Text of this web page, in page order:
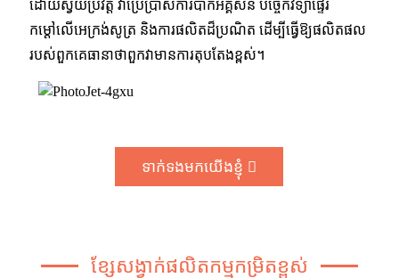
ដោយស្វ័យប្រវត្តិ វាប្រើប្រាស់ការប៉ាក់អគ្គិសនី បច្ចេកវិទ្យាផ្ទេរ
កម្ដៅលើអេក្រង់សូត្រ និងការផលិតដ៏ប្រណិត ដើម្បីធ្វើឱ្យផលិតផល
របស់ពួកគេធានាថាពួកវាមានការតុបតែងខ្ពស់។
ទាក់ទងមកយើងខ្ញុំ
ខ្សែសង្វាក់ផលិតកម្មកម្រិតខ្ពស់